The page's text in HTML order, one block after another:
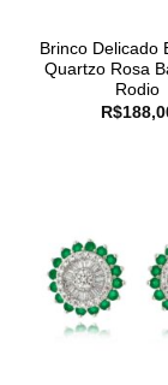
Brinco Delicado
Quartzo Rosa
Rodio
R$